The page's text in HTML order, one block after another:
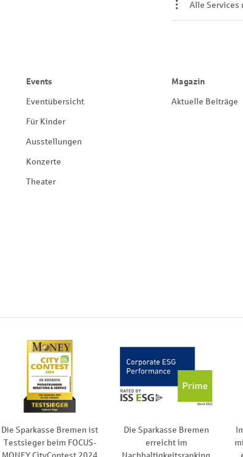
Alle Services
Events
Eventübersicht
Für Kinder
Ausstellungen
Konzerte
Theater
Magazin
Aktuelle Beiträge
Die Sparkasse Bremen ist
Testsieger beim FOCUS-
Die Sparkasse Bremen
erreicht im